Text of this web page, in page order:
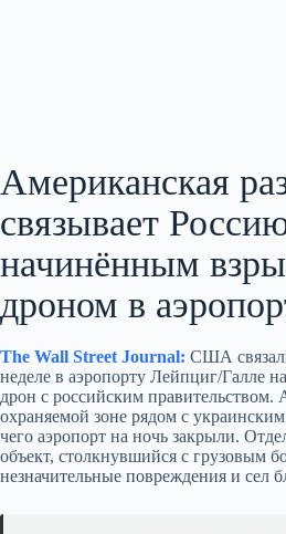
Американская
связывает
начинённым
дроном в
The Wall Street Journal: США
неделе в аэропорту Лейпциг/Галле
дрон с российским правительством.
охраняемой зоне рядом с
чего аэропорт на ночь закрыли.
объект, столкнувшийся с грузовым
незначительные повреждения и сел